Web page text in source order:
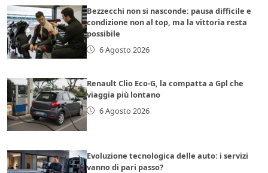
Bezzecchi non si nasconde: pausa difficile e
condizione non al top, ma la vittoria resta
possibile
6 Agosto 2026
Renault Clio Eco-G, la compatta a Gpl che
viaggia più lontano
6 Agosto 2026
Evoluzione tecnologica delle auto: i servizi
vanno di pari passo?